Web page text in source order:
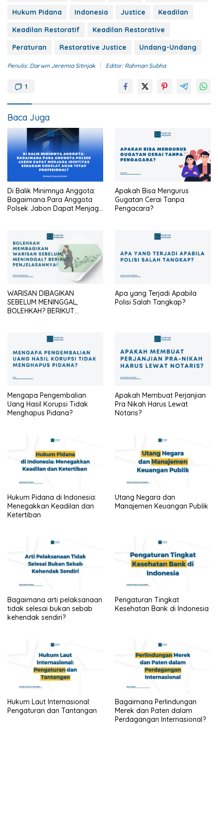
Hukum Pidana
Indonesia Justice
Keadilan
Keadilan Restoratif
Keadilan Restorative
Peraturan
Restorative Justice Undang-Undang
Penulis: Darwin Jeremia Sitinjak Editor: Rahman Subha
1
Baca Juga
Di Balik Minimnya Anggota:
Bagaimana Para Anggota
Polsek Jabon Dapat Menjaga
Apakah Bisa Mengurus
Gugatan Cerai Tanpa
Pengacara?
WARISAN DIBAGIKAN
SEBELUM MENINGGAL,
BOLEHKAH? BERIKUT
Apa yang Terjadi Apabila
Polisi Salah Tangkap?
Mengapa Pengembalian
Uang Hasil Korupsi Tidak
Menghapus Pidana?
Apakah Membuat Perjanjian
Pra Nikah Harus Lewat
Notaris?
Hukum Pidana di Indonesia:
Menegakkan Keadilan dan
Ketertiban
Utang Negara dan
Manajemen Keuangan Publik
Bagaimana arti pelaksanaan
tidak selesai bukan sebab
kehendak sendiri?
Pengaturan Tingkat
Kesehatan Bank di Indonesia
Hukum Laut Internasional:
Pengaturan dan Tantangan
Bagaimana Perlindungan
Merek dan Paten dalam
Perdagangan Internasional?